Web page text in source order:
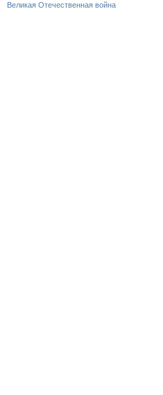
Великая Отечественная война